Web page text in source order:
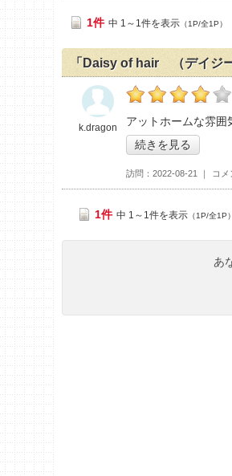
1件 中 1～1件を表示 （1P/全1P）
「Daisy of hair （デイジ
k.dragonの「
アットホームな雰囲
続きを見る
訪問 2022-08-21 コメ
k.dragon
1件 中 1～1件を表示 （1P/全1P）
あ